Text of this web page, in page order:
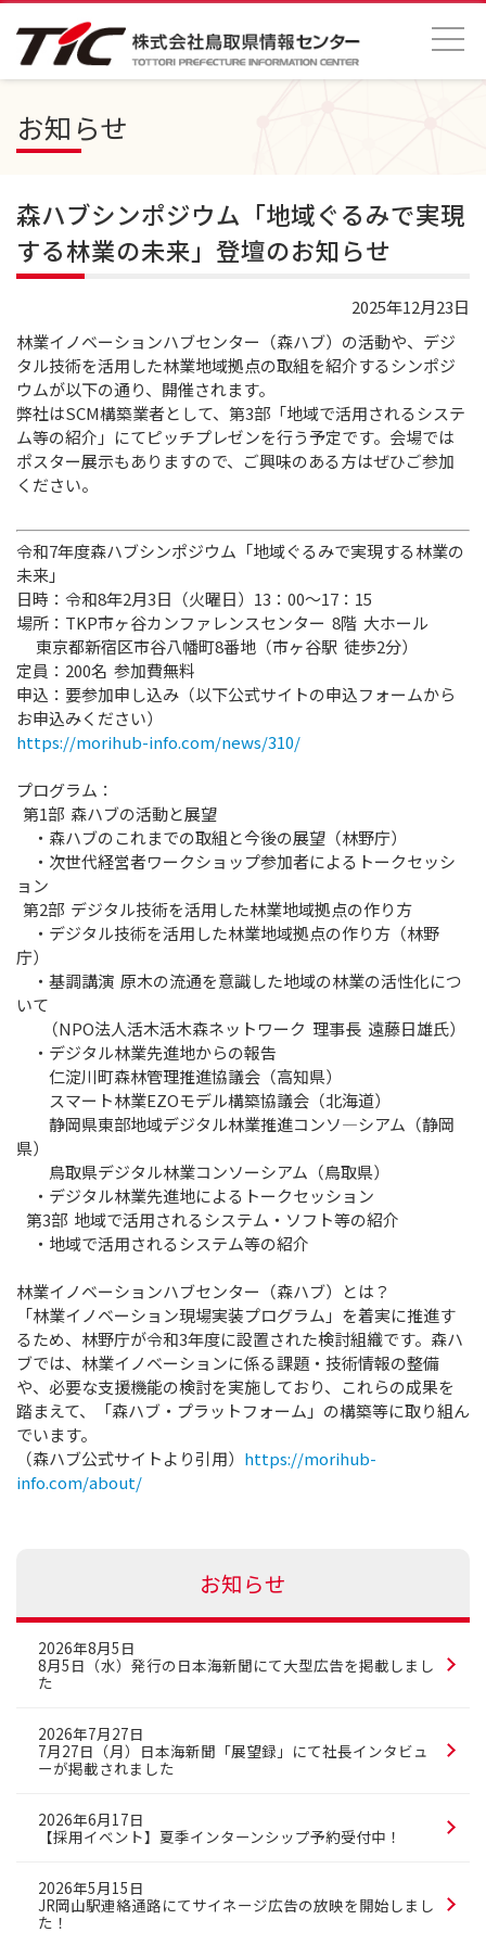
お知らせ
森ハブシンポジウム「地域ぐるみで実現
する林業の未来」登壇のお知らせ
2025年12月23日
林業イノベーションハブセンター（森ハブ）の活動や、デジ
タル技術を活用した林業地域拠点の取組を紹介するシンポジ
ウムが以下の通り、開催されます。
弊社はSCM構築業者として、第3部「地域で活用されるシステ
ム等の紹介」にてピッチプレゼンを行う予定です。会場では
ポスター展示もありますので、ご興味のある方はぜひご参加
ください。
令和7年度森ハブシンポジウム「地域ぐるみで実現する林業の
未来」
日時：令和8年2月3日（火曜日）13：00～17：15
場所：TKP市ヶ谷カンファレンスセンター 8階 大ホール
東京都新宿区市谷八幡町8番地（市ヶ谷駅 徒歩2分）
定員：200名 参加費無料
申込：要参加申し込み（以下公式サイトの申込フォームから
お申込みください）
https://morihub-info.com/news/310/
プログラム：
第1部 森ハブの活動と展望
・森ハブのこれまでの取組と今後の展望（林野庁）
・次世代経営者ワークショップ参加者によるトークセッシ
ョン
第2部 デジタル技術を活用した林業地域拠点の作り方
・デジタル技術を活用した林業地域拠点の作り方（林野
庁）
・基調講演 原木の流通を意識した地域の林業の活性化につ
いて
（NPO法人活木活木森ネットワーク 理事長 遠藤日雄氏）
・デジタル林業先進地からの報告
仁淀川町森林管理推進協議会（高知県）
スマート林業EZOモデル構築協議会（北海道）
静岡県東部地域デジタル林業推進コンソ―シアム（静岡
県）
鳥取県デジタル林業コンソーシアム（鳥取県）
・デジタル林業先進地によるトークセッション
第3部 地域で活用されるシステム・ソフト等の紹介
・地域で活用されるシステム等の紹介
林業イノベーションハブセンター（森ハブ）とは？
「林業イノベーション現場実装プログラム」を着実に推進す
るため、林野庁が令和3年度に設置された検討組織です。森ハ
ブでは、林業イノベーションに係る課題・技術情報の整備
や、必要な支援機能の検討を実施しており、これらの成果を
踏まえて、「森ハブ・プラットフォーム」の構築等に取り組ん
でいます。
（森ハブ公式サイトより引用） https://morihub-
info.com/about/
お知らせ
2026年8月5日
8月5日（水）発行の日本海新聞にて大型広告を掲載しまし
た
2026年7月27日
7月27日（月）日本海新聞「展望録」にて社長インタビュ
ーが掲載されました
2026年6月17日
【採用イベント】夏季インターンシップ予約受付中！
2026年5月15日
JR岡山駅連絡通路にてサイネージ広告の放映を開始しまし
た！